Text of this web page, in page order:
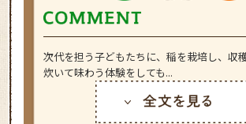
次代を担う子どもたちに、稲を栽培し、収
炊いて味わう体験をしても...